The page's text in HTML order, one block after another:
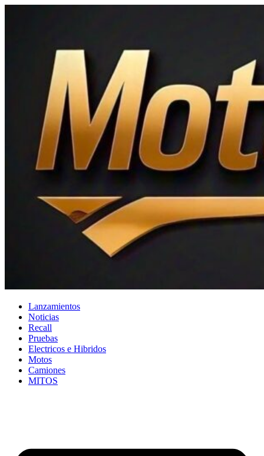
Lanzamientos
Noticias
Recall
Pruebas
Electricos e Hibridos
Motos
Camiones
MITOS